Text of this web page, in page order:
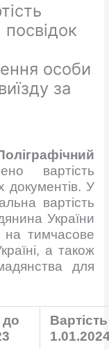
особи
за
вартість
документів. У
вартість
України
на тимчасове
а також
для
до